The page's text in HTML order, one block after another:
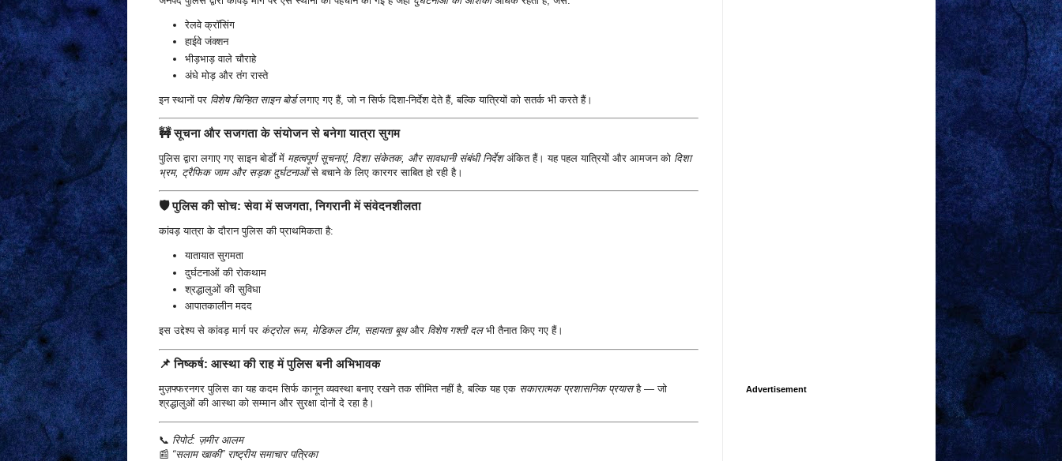
रेलवे क्रॉसिंग
हाईवे जंक्शन
भीड़भाड़ वाले चौराहे
अंधे मोड़ और तंग रास्ते
इन स्थानों पर विशेष चिन्हित साइन बोर्डलगाए गए हैं, जो न सिर्फ दिशा-निर्देश देते हैं, बल्कि यात्रियों को सतर्क भी करते हैं।
🚧सूचना और सजगता के संयोजन से बनेगा यात्रा सुगम
पुलिस द्वारा लगाए गए साइन बोर्डों में महत्वपूर्ण सूचनाएं, दिशा संकेतक, और सावधानी संबंधी निर्देशअंकित हैं। यह पहल यात्रियों और आमजन को दिशा
भ्रम, ट्रैफिक जाम और सड़क दुर्घटनाओंसे बचाने के लिए कारगर साबित हो रही है।
🛡️पुलिस की सोच: सेवा में सजगता, निगरानी में संवेदनशीलता
कांवड़ यात्रा के दौरान पुलिस की प्राथमिकता है:
यातायात सुगमता
दुर्घटनाओं की रोकथाम
श्रद्धालुओं की सुविधा
आपातकालीन मदद
इस उद्देश्य से कांवड़ मार्ग पर कंट्रोल रूम, मेडिकल टीम, सहायता बूथऔर विशेष गश्ती दलभी तैनात किए गए हैं।
📌निष्कर्ष: आस्था की राह में पुलिस बनी अभिभावक
मुज़फ्फरनगर पुलिस का यह कदम सिर्फ कानून व्यवस्था बनाए रखने तक सीमित नहीं है, बल्कि यह एक सकारात्मक प्रशासनिक प्रयासहै — जो
श्रद्धालुओं की आस्था को सम्मान और सुरक्षा दोनों दे रहा है।
📞 रिपोर्ट: ज़मीर आलम
📰 “सलाम खाकी” राष्ट्रीय समाचार पत्रिका
Advertisement